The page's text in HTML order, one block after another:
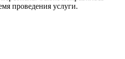
проведения услуги.